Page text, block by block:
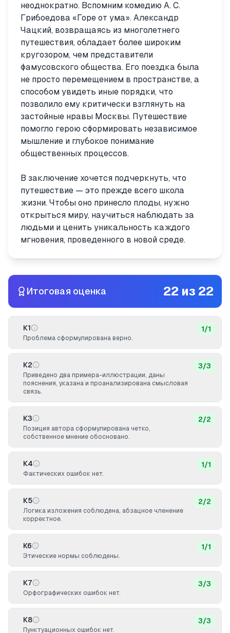
неоднократно. Вспомним комедию А. С.
Грибоедова «Горе от ума». Александр
Чацкий, возвращаясь из многолетнего
путешествия, обладает более широким
кругозором, чем представители
фамусовского общества. Его поездка была
не просто перемещением в пространстве, а
способом увидеть иные порядки, что
позволило ему критически взглянуть на
застойные нравы Москвы. Путешествие
помогло герою сформировать независимое
мышление и глубокое понимание
общественных процессов.
В заключение хочется подчеркнуть, что
путешествие — это прежде всего школа
жизни. Чтобы оно принесло плоды, нужно
открыться миру, научиться наблюдать за
людьми и ценить уникальность каждого
мгновения, проведенного в новой среде.
Итоговая оценка 22 из 22
К1
Проблема сформулирована верно.
1/1
К2
Приведено два примера-иллюстрации, даны
пояснения, указана и проанализирована смысловая
связь.
3/3
К3
Позиция автора сформулирована четко,
собственное мнение обосновано.
2/2
К4
Фактических ошибок нет.
1/1
К5
Логика изложения соблюдена, абзацное членение
корректное.
2/2
К6
Этические нормы соблюдены.
1/1
К7
Орфографических ошибок нет.
3/3
К8
Пунктуационных ошибок нет.
3/3